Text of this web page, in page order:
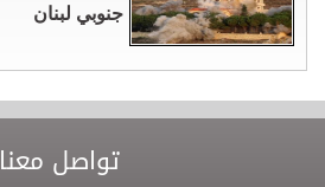
جنوبي لبنان
تواصل معنا